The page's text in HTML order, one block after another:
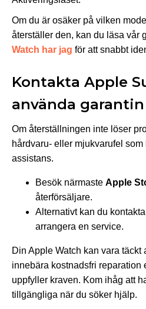
Om du är osäker på vilken
återställer den, kan du läsa vår
Watch har jag för att snabbt
Kontakta Apple
använda garantin
Om återställningen inte löser
hårdvaru- eller mjukvarufel som
assistans.
Besök närmaste Apple
återförsäljare.
Alternativt kan du
arrangera en service.
Din Apple Watch kan vara täckt
innebära kostnadsfri reparation
uppfyller kraven. Kom ihåg att
tillgängliga när du söker hjälp.